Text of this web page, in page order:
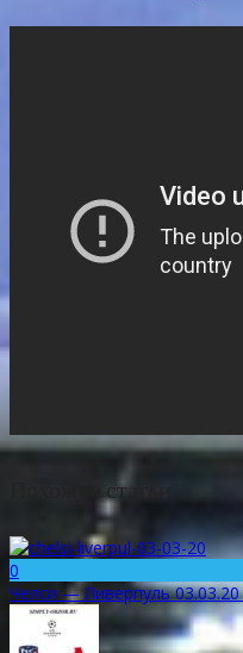
Похожие статьи
0
Челси — Ливерпуль